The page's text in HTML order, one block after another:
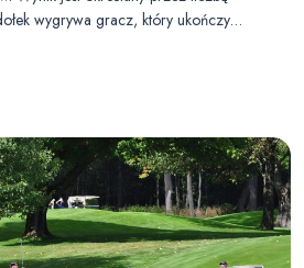
wygrywa gracz, który ukończy…